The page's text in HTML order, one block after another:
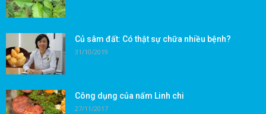
Củ sâm đất: Có thật sự chữa nhiều bệnh?
31/10/2019
Công dụng của nấm Linh chi
27/11/2017